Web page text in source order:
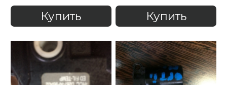
Купить Купить